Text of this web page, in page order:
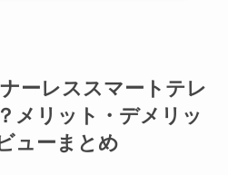
ーレススマートテレ
メリット・デメリッ
ューまとめ